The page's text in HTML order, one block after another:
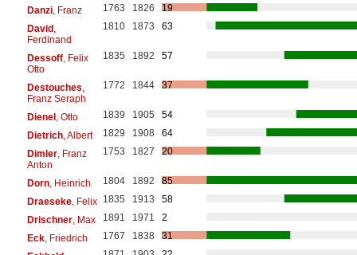
Danzi, Franz 1763 1826
19
David,
Ferdinand
1810 1873 63
Dessoff, Felix
Otto
1835 1892 57
Destouches
Franz Seraph
1772 1844 37
Dienel, Otto 1839 1905
54
Dietrich, Albert 1829 1908
64
Dimler, Franz
Anton
1753 1827 20
Dorn, Heinrich 1804 1892
85
Draeseke, Felix 1835 1913
58
Drischner, Max 1891 1971
2
Eck, Friedrich 1767 1838
31